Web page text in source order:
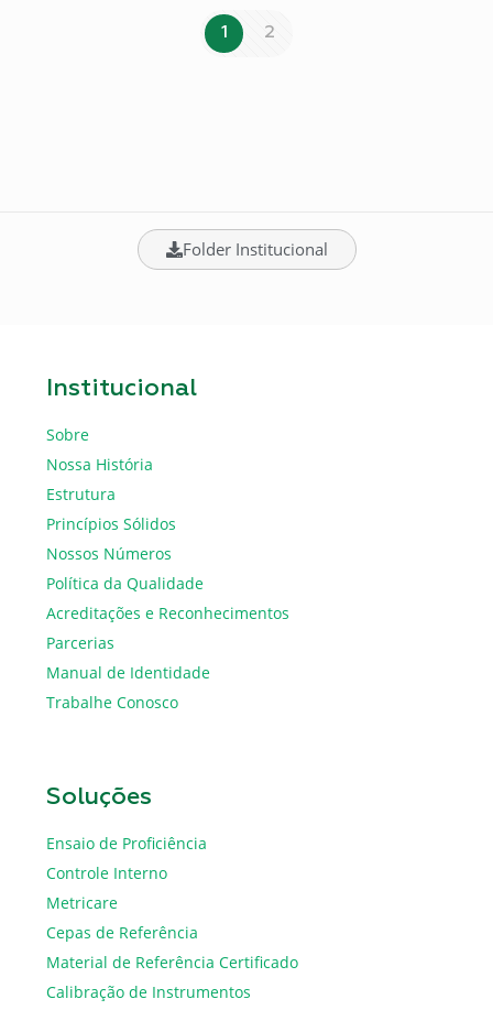
1 2
Folder Institucional
Institucional
Sobre
Nossa História
Estrutura
Princípios Sólidos
Nossos Números
Política da Qualidade
Acreditações e Reconhecimentos
Parcerias
Manual de Identidade
Trabalhe Conosco
Soluções
Ensaio de Proficiência
Controle Interno
Metricare
Cepas de Referência
Material de Referência Certificado
Calibração de Instrumentos